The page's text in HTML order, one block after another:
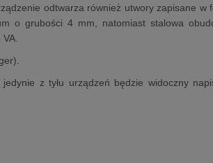
odtwarza również utwory zapisane w
o grubości 4 mm, natomiast stalowa
z tyłu urządzeń będzie widoczny